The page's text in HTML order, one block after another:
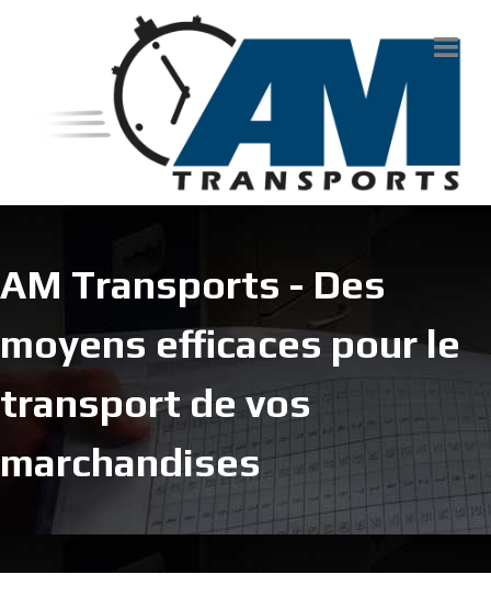
AM Transports - Des
moyens efficaces pour le
transport de vos
marchandises